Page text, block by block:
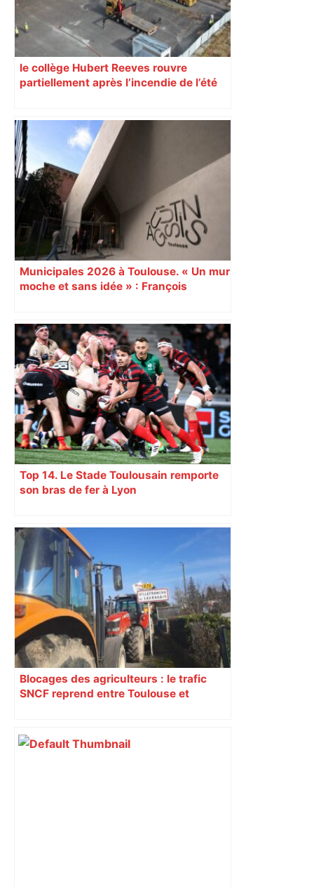
le collège Hubert Reeves rouvre
partiellement après l’incendie de l’été
Municipales 2026 à Toulouse. « Un mur
moche et sans idée » : François
Augustins
Top 14. Le Stade Toulousain remporte
son bras de fer à Lyon
Blocages des agriculteurs : le trafic
SNCF reprend entre Toulouse et